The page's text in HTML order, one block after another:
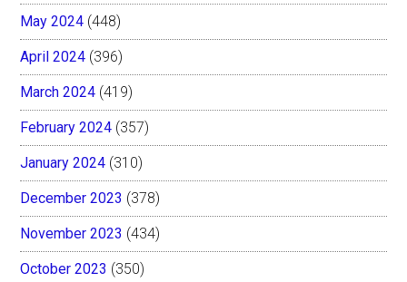
May 2024 (448)
April 2024 (396)
March 2024 (419)
February 2024 (357)
January 2024 (310)
December 2023 (378)
November 2023 (434)
October 2023 (350)